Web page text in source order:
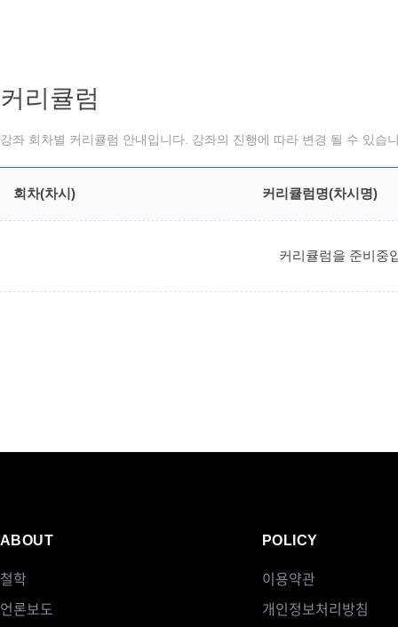
커리큘럼
강좌 회차별 커리큘럼 안내입니다. 강좌의 진행에 따라 변경 될 수 있습
회차(차시) 커리큘럼명(차시명)
커리큘럼을 준비중
ABOUT
철학
언론보도
POLICY
이용약관
개인정보처리방침